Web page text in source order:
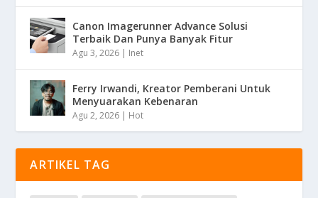
Canon Imagerunner Advance Solusi
Terbaik Dan Punya Banyak Fitur
Agu 3, 2026 | Inet
Ferry Irwandi, Kreator Pemberani Untuk
Menyuarakan Kebenaran
Agu 2, 2026 | Hot
ARTIKEL TAG